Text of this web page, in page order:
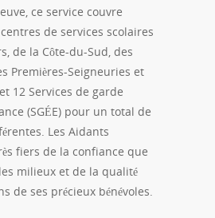
ce service couvre
de services scolaires
de la Côte-du-Sud, des
Premières-Seigneuries et
12 Services de garde
(SGÉE) pour un total de
Les Aidants
fiers de la confiance que
milieux et de la qualité
de ses précieux bénévoles.